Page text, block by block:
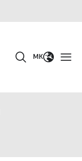
MK